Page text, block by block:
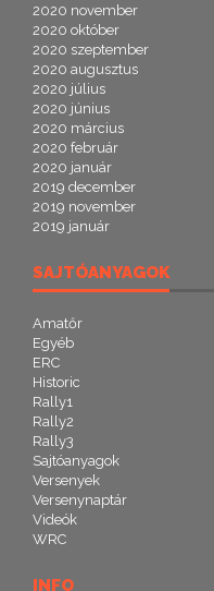
2020 november
2020 október
2020 szeptember
2020 augusztus
2020 július
2020 június
2020 március
2020 február
2020 január
2019 december
2019 november
2019 január
SAJTÓANYAGOK
Amatőr
Egyéb
ERC
Historic
Rally1
Rally2
Rally3
Sajtóanyagok
Versenyek
Versenynaptár
Videók
WRC
INFO